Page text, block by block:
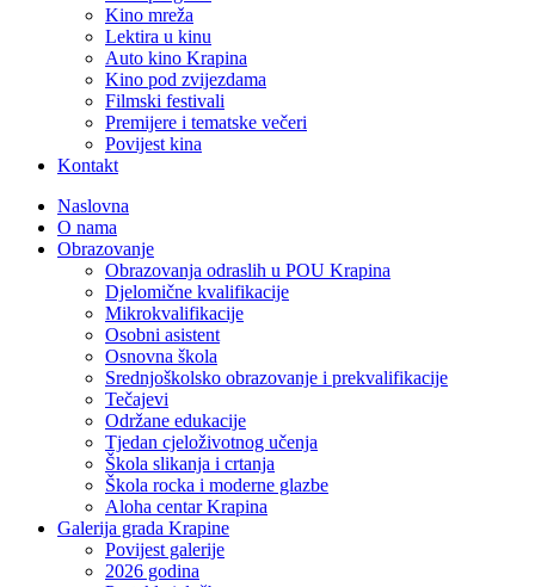
Kino mreža
Lektira u kinu
Auto kino Krapina
Kino pod zvijezdama
Filmski festivali
Premijere i tematske večeri
Povijest kina
Kontakt
Naslovna
O nama
Obrazovanje
Obrazovanja odraslih u POU Krapina
Djelomične kvalifikacije
Mikrokvalifikacije
Osobni asistent
Osnovna škola
Srednjoškolsko obrazovanje i prekvalifikacije
Tečajevi
Održane edukacije
Tjedan cjeloživotnog učenja
Škola slikanja i crtanja
Škola rocka i moderne glazbe
Aloha centar Krapina
Galerija grada Krapine
Povijest galerije
2026 godina